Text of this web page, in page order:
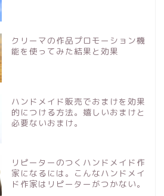
クリーマの作品プロモーション機
能を使ってみた結果と効果
ハンドメイド販売でおまけを効果
的につける方法。嬉しいおまけと
必要ないおまけ。
リピーターのつくハンドメイド作
家になるには。こんなハンドメイ
ド作家はリピーターがつかない。